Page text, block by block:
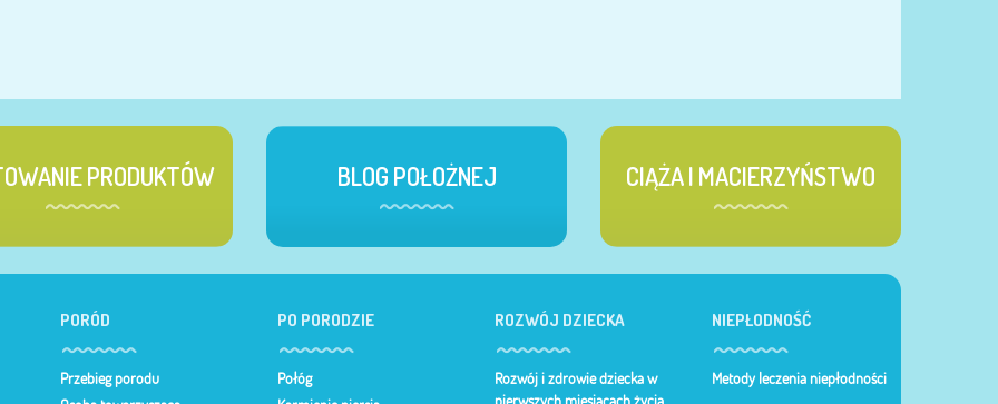
PRODUKTÓW BLOG POŁOŻNEJ CIĄŻA I MACIERZYŃSTWO
PORÓD
Przebieg porodu
PO PORODZIE
Połóg
ROZWÓJ DZIECKA
Rozwój i zdrowie dziecka w
NIEPŁODNOŚĆ
Metody leczenia niepłodności